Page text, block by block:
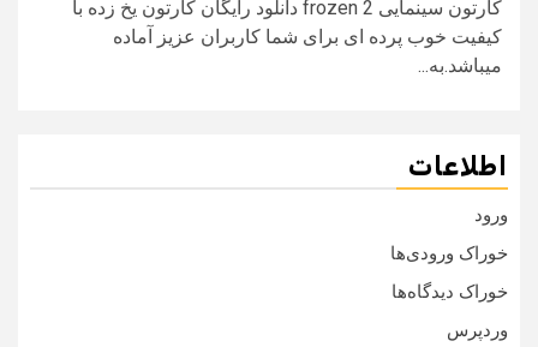
کارتون سینمایی frozen 2 دانلود رایگان کارتون یخ زده با
کیفیت خوب پرده ای برای شما کاربران عزیز آماده
میباشد.به...
اطلاعات
ورود
خوراک ورودی‌ها
خوراک دیدگاه‌ها
وردپرس